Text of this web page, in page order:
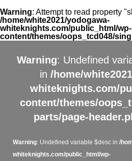
Warning: Attempt to read property
/home/white2021/yodogawa-
whiteknights.com/public_html/wp-
content/themes/oops_tcd048/
Warning: Undefined
in /home/
whiteknights.com/
content/themes/
parts/page-
Warning: Undefined variable $desc in /
whiteknights.com/public_html/wp-